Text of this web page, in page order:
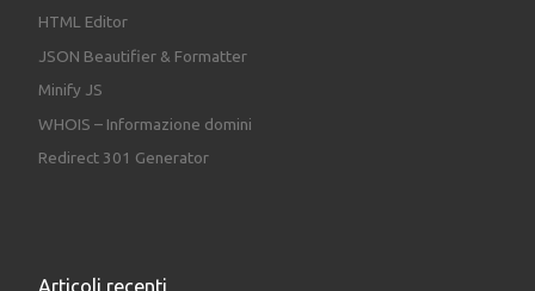
HTML Editor
JSON Beautifier & Formatter
Minify JS
WHOIS – Informazione domini
Redirect 301 Generator
Articoli recenti